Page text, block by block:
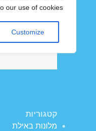
our use of cookies.
Customize
חיפוש
קטגוריות
מלונות באילת